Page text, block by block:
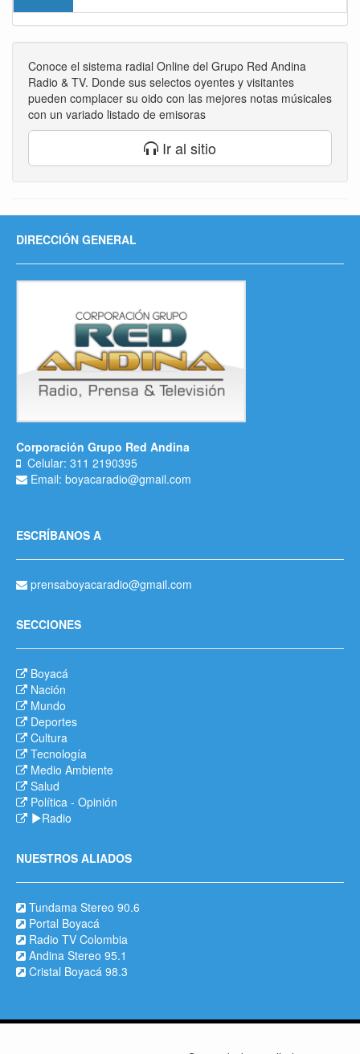
Conoce el sistema radial Online del Grupo Red Andina
Radio & TV. Donde sus selectos oyentes y visitantes
pueden complacer su oido con las mejores notas músicales
con un variado listado de emisoras
Ir al sitio
DIRECCIÓN GENERAL
Corporación Grupo Red Andina
Celular: 311 2190395
Email: boyacaradio@gmail.com
ESCRÍBANOS A
prensaboyacaradio@gmail.com
SECCIONES
Boyacá
Nación
Mundo
Deportes
Cultura
Tecnología
Medio Ambiente
Salud
Política - Opinión
Radio
NUESTROS ALIADOS
Tundama Stereo 90.6
Portal Boyacá
Radio TV Colombia
Andina Stereo 95.1
Cristal Boyacá 98.3